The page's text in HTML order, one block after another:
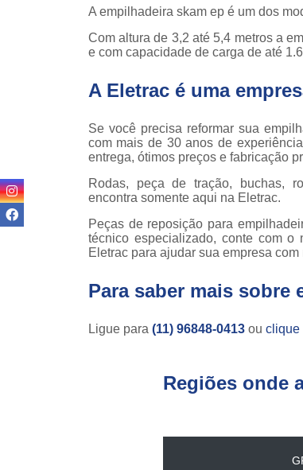
A empilhadeira skam ep é um dos
Com altura de 3,2 até 5,4 metros a
e com capacidade de carga de até
A Eletrac é uma
Se você precisa reformar sua
com mais de 30 anos de
entrega, ótimos preços e fabricação
Rodas, peça de tração, buchas,
encontra somente aqui na Eletrac.
Peças de reposição para
técnico especializado, conte com
Eletrac para ajudar sua empresa
Para saber mais sobre
Ligue para (11) 96848-0413 ou clique
Regiões onde